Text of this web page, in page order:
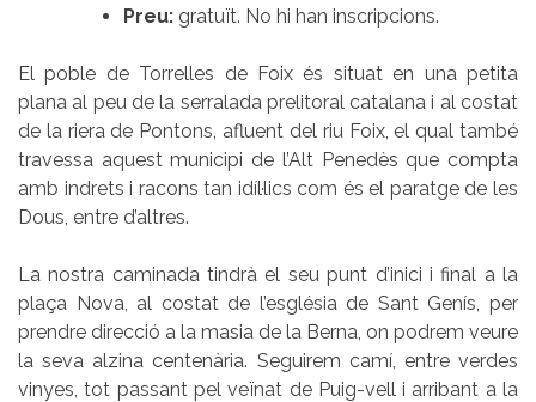
Preu: gratuït. No hi han inscripcions.
El poble de Torrelles de Foix és situat en una petita
plana al peu de la serralada prelitoral catalana i al costat
de la riera de Pontons, afluent del riu Foix, el qual també
travessa aquest municipi de l’Alt Penedès que compta
amb indrets i racons tan idíl·lics com és el paratge de les
Dous, entre d’altres.
La nostra caminada tindrà el seu punt d’inici i final a la
plaça Nova, al costat de l’església de Sant Genís, per
prendre direcció a la masia de la Berna, on podrem veure
la seva alzina centenària. Seguirem camí, entre verdes
vinyes, tot passant pel veïnat de Puig-vell i arribant a la